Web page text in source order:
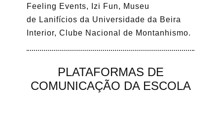
Feeling Events, Izi Fun, Museu
de Lanifícios da Universidade da Beira
Interior, Clube Nacional de Montanhismo.
PLATAFORMAS DE
COMUNICAÇÃO DA ESCOLA